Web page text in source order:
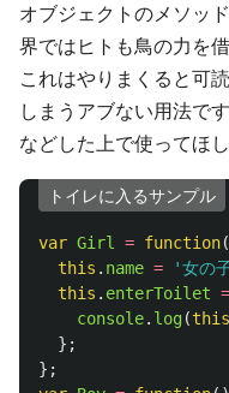
オブジェクトのメソッ
界ではヒトも鳥の力を
これはやりまくると可
しまうアブない用法で
などした上で使ってほ
トイレに入るサンプル
var Girl = function
this . name = '女の
this . enterToilet =
console. log(this
};
};